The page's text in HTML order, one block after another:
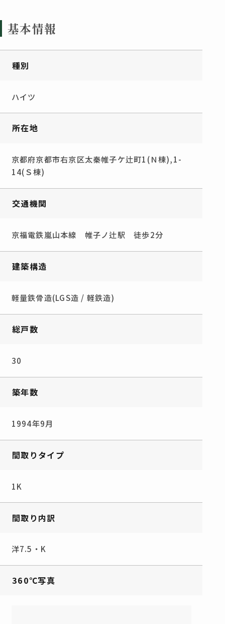
基本情報
種別
ハイツ
所在地
京都府京都市右京区太秦帷子ケ辻町1(Ｎ棟),1-
14(Ｓ棟)
交通機関
京福電鉄嵐山本線 帷子ノ辻駅 徒歩2分
建築構造
軽量鉄骨造(LGS造 / 軽鉄造)
総戸数
30
築年数
1994年9月
間取りタイプ
1K
間取り内訳
洋7.5・K
360℃写真